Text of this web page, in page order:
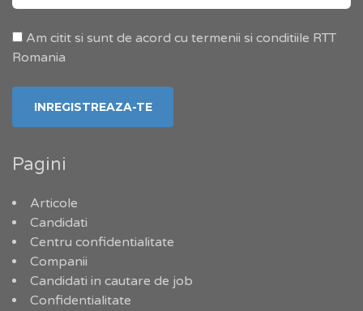
Am citit si sunt de acord cu termenii si conditiile RTT
Romania
Pagini
Articole
Candidati
Centru confidentialitate
Companii
Candidati in cautare de job
Confidentialitate